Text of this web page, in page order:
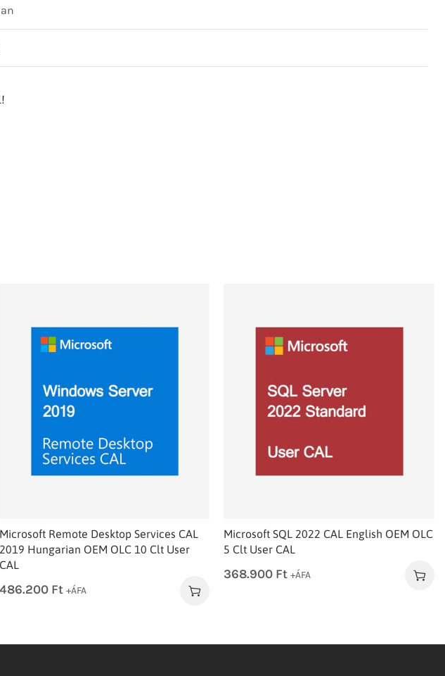
Microsoft Remote Desktop Services CAL
2019 Hungarian OEM OLC 10 Clt User
CAL
486.200 Ft +ÁFA
Microsoft SQL 2022 CAL English OEM OLC
5 Clt User CAL
368.900 Ft +ÁFA